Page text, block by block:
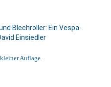
Blechroller: Ein Vespa-
Einsiedler
Auflage.